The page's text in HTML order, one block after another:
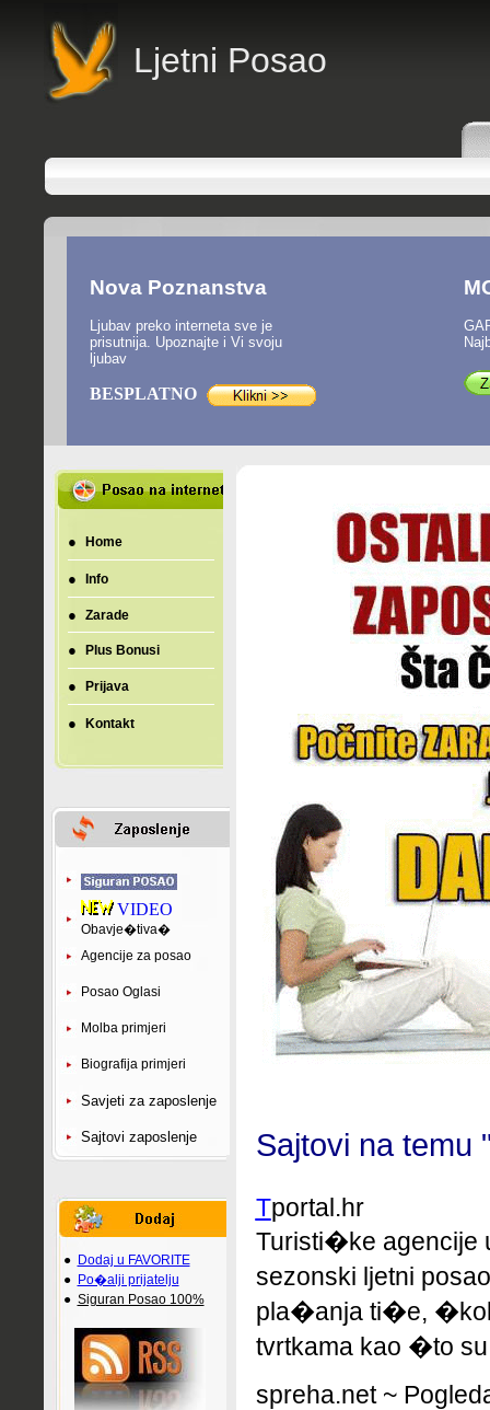
Ljetni Posao
Nova Poznanstva
Ljubav preko interneta sve je
prisutnija. Upoznajte i Vi svoju
ljubav
BESPLATNO
● Home
● Info
● Zarade
● Plus Bonusi
● Prijava
● Kontakt
VIDEO
Obavje�tiva�
Agencije za posao
Posao Oglasi
Molba primjeri
Biografija primjeri
Savjeti za zaposlenje
Sajtovi zaposlenje
● Dodaj u FAVORITE
● Po�alji prijatelju
● Siguran Posao 100%
Sajtovi na temu
Tportal.hr
Turisti�ke agencije
sezonski ljetni
pla�anja ti�e,
tvrtkama kao �to su
spreha.net ~